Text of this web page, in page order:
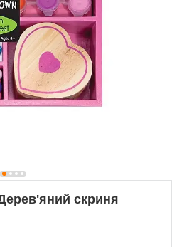
скриня